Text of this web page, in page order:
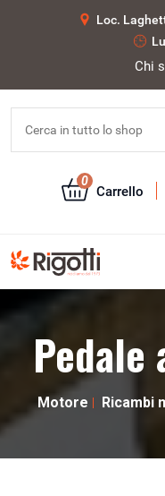
Loc.
Chi
0
Carrello
Pedale
Motore Ricambi